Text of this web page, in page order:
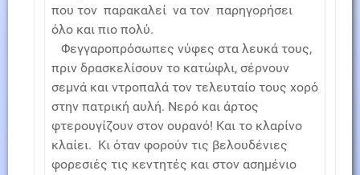
που τον παρακαλεί να τον παρηγορήσει
όλο και πιο πολύ.
Φεγγαροπρόσωπες νύφες στα λευκά τους,
πριν δρασκελίσουν το κατώφλι, σέρνουν
σεμνά και ντροπαλά τον τελευταίο τους χορό
στην πατρική αυλή. Νερό και άρτος
φτερουγίζουν στον ουρανό! Και το κλαρίνο
κλαίει. Κι όταν φορούν τις βελουδένιες
φορεσιές τις κεντητές και στον ασημένιο